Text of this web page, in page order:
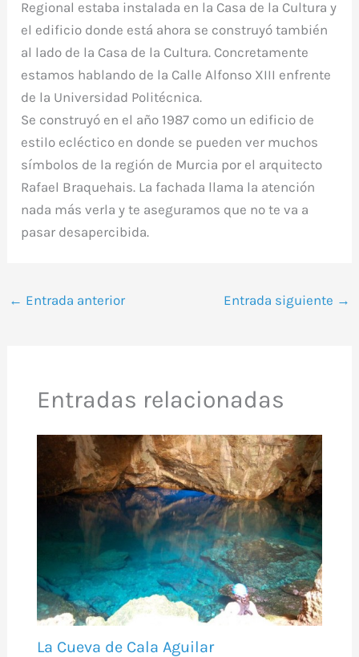
Regional estaba instalada en la Casa de la Cultura y
el edificio donde está ahora se construyó también
al lado de la Casa de la Cultura. Concretamente
estamos hablando de la Calle Alfonso XIII enfrente
de la Universidad Politécnica.
Se construyó en el año 1987 como un edificio de
estilo ecléctico en donde se pueden ver muchos
símbolos de la región de Murcia por el arquitecto
Rafael Braquehais. La fachada llama la atención
nada más verla y te aseguramos que no te va a
pasar desapercibida.
← Entrada anterior Entrada siguiente →
Entradas relacionadas
La Cueva de Cala Aguilar